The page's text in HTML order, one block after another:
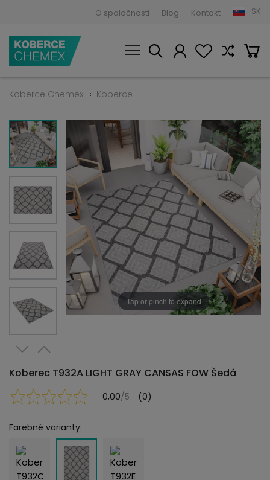
O spoločnosti Blog Kontakt SK
Koberce Chemex Koberce
Tap or pinch to expand
Koberec T932A LIGHT GRAY CANSAS FOW Šedá
0,00/5 (0)
Farebné varianty: